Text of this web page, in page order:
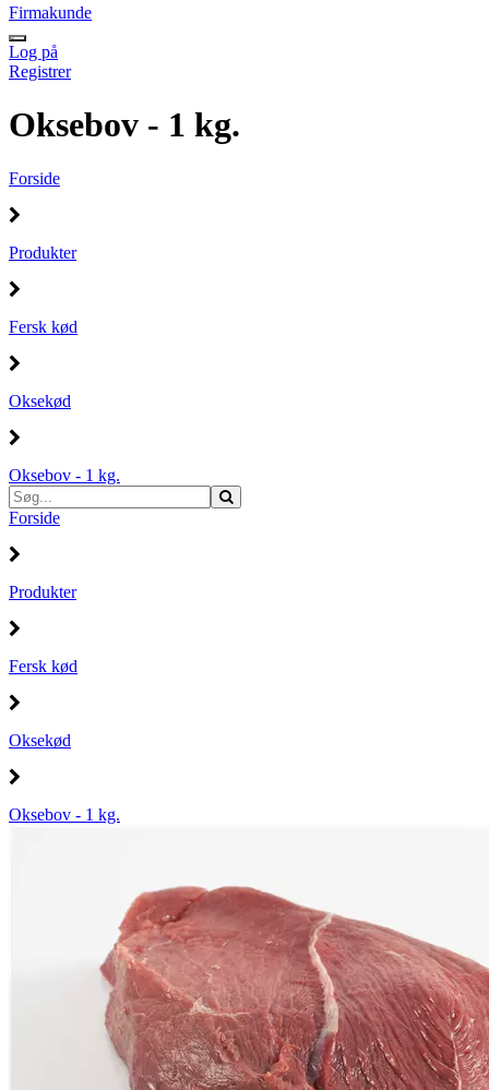
Firmakunde
Log på
Registrer
Oksebov - 1 kg.
Forside
Produkter
Fersk kød
Oksekød
Oksebov - 1 kg.
Forside
Produkter
Fersk kød
Oksekød
Oksebov - 1 kg.